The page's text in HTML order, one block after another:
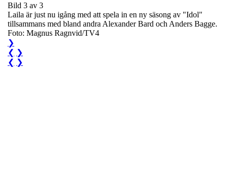
Bild 3 av 3
Laila är just nu igång med att spela in en ny säsong av "Idol"
tillsammans med bland andra Alexander Bard och Anders Bagge.
Foto: Magnus Ragnvid/TV4
❯
❮ ❯
❮ ❯